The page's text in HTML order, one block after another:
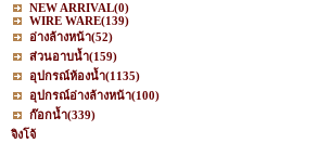
NEW ARRIVAL(0)
WIRE WARE(139)
อ่างล้างหน้า(52)
ส่วนอาบน้ำ(159)
อุปกรณ์ห้องน้ำ(1135)
อุปกรณ์อ่างล้างหน้า(100)
ก๊อกน้ำ(339)
จิงโจ้